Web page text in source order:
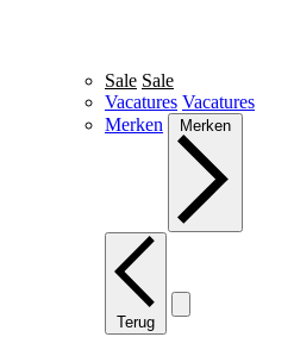
Sale Sale
Vacatures Vacatures
Merken
Merken
Terug